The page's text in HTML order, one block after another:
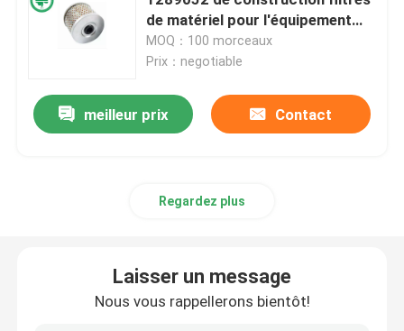
Filtre de carburant pour véhicules à moteur
Filtres à huile de cartouche
Filtres de transmission automatique
de matériel pour l'équipement
Yanmar de ferme de Bautz
MOQ：100 morceaux
Prix：negotiable
meilleur prix Contact
Regardez plus
Laisser un message
Nous vous rappellerons bientôt!